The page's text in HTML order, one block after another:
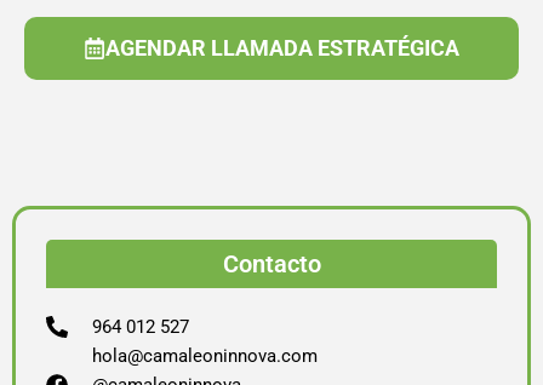
AGENDAR LLAMADA ESTRATÉGICA
Contacto
964 012 527
hola@camaleoninnova.com